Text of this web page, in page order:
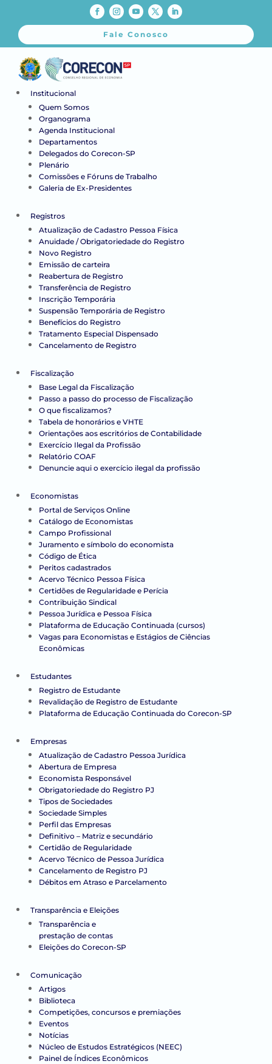
Fale Conosco
Institucional
Quem Somos
Organograma
Agenda Institucional
Departamentos
Delegados do Corecon-SP
Plenário
Comissões e Fóruns de Trabalho
Galeria de Ex-Presidentes
Registros
Atualização de Cadastro Pessoa Física
Anuidade / Obrigatoriedade do Registro
Novo Registro
Emissão de carteira
Reabertura de Registro
Transferência de Registro
Inscrição Temporária
Suspensão Temporária de Registro
Benefícios do Registro
Tratamento Especial Dispensado
Cancelamento de Registro
Fiscalização
Base Legal da Fiscalização
Passo a passo do processo de Fiscalização
O que fiscalizamos?
Tabela de honorários e VHTE
Orientações aos escritórios de Contabilidade
Exercício Ilegal da Profissão
Relatório COAF
Denuncie aqui o exercício ilegal da profissão
Economistas
Portal de Serviços Online
Catálogo de Economistas
Campo Profissional
Juramento e símbolo do economista
Código de Ética
Peritos cadastrados
Acervo Técnico Pessoa Física
Certidões de Regularidade e Perícia
Contribuição Sindical
Pessoa Jurídica e Pessoa Física
Plataforma de Educação Continuada (cursos)
Vagas para Economistas e Estágios de Ciências
Econômicas
Estudantes
Registro de Estudante
Revalidação de Registro de Estudante
Plataforma de Educação Continuada do Corecon-SP
Empresas
Atualização de Cadastro Pessoa Jurídica
Abertura de Empresa
Economista Responsável
Obrigatoriedade do Registro PJ
Tipos de Sociedades
Sociedade Simples
Perfil das Empresas
Definitivo – Matriz e secundário
Certidão de Regularidade
Acervo Técnico de Pessoa Jurídica
Cancelamento de Registro PJ
Débitos em Atraso e Parcelamento
Transparência e Eleições
Transparência e
prestação de contas
Eleições do Corecon-SP
Comunicação
Artigos
Biblioteca
Competições, concursos e premiações
Eventos
Notícias
Núcleo de Estudos Estratégicos (NEEC)
Painel de Índices Econômicos